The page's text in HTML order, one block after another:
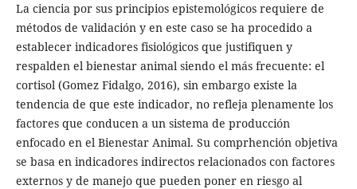
La ciencia por sus principios epistemológicos requiere de
métodos de validación y en este caso se ha procedido a
establecer indicadores fisiológicos que justifiquen y
respalden el bienestar animal siendo el más frecuente: el
cortisol (Gomez Fidalgo, 2016), sin embargo existe la
tendencia de que este indicador, no refleja plenamente los
factores que conducen a un sistema de producción
enfocado en el Bienestar Animal. Su comprhención objetiva
se basa en indicadores indirectos relacionados con factores
externos y de manejo que pueden poner en riesgo al